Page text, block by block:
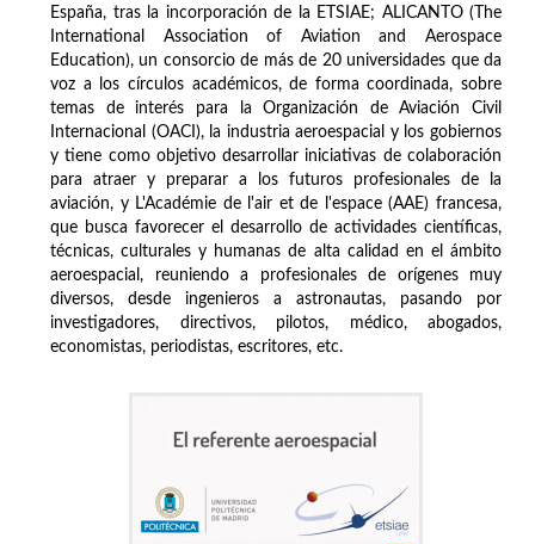
España, tras la incorporación de la ETSIAE; ALICANTO (The
International Association of Aviation and Aerospace
Education), un consorcio de más de 20 universidades que da
voz a los círculos académicos, de forma coordinada, sobre
temas de interés para la Organización de Aviación Civil
Internacional (OACI), la industria aeroespacial y los gobiernos
y tiene como objetivo desarrollar iniciativas de colaboración
para atraer y preparar a los futuros profesionales de la
aviación, y L'Académie de l'air et de l'espace (AAE) francesa,
que busca favorecer el desarrollo de actividades científicas,
técnicas, culturales y humanas de alta calidad en el ámbito
aeroespacial, reuniendo a profesionales de orígenes muy
diversos, desde ingenieros a astronautas, pasando por
investigadores, directivos, pilotos, médico, abogados,
economistas, periodistas, escritores, etc.